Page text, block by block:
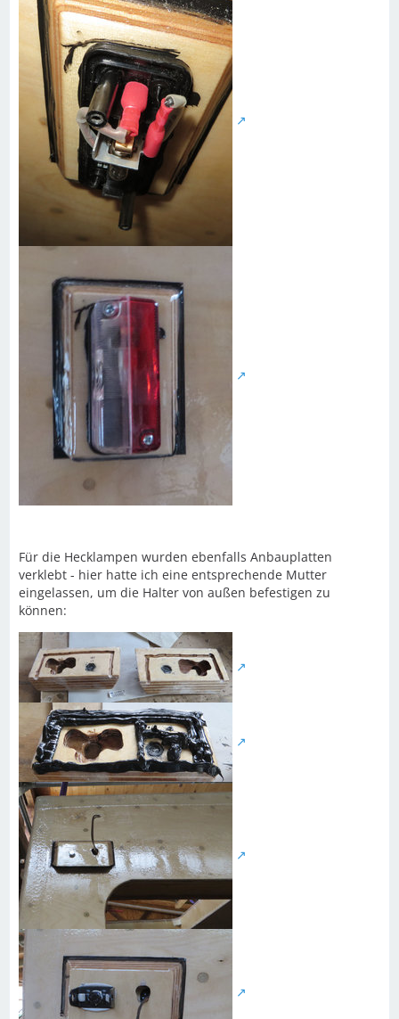
Für die Hecklampen wurden ebenfalls Anbauplatten
verklebt - hier hatte ich eine entsprechende Mutter
eingelassen, um die Halter von außen befestigen zu
können: